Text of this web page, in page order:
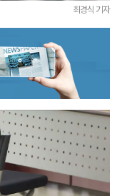
최경식 기자